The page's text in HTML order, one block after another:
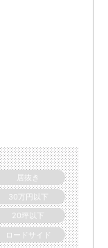
居抜き
30万円以下
20坪以下
ロードサイド